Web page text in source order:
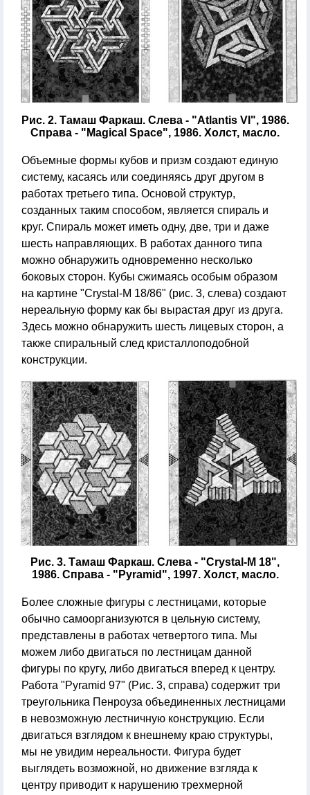
Рис. 2. Тамаш Фаркаш. Слева - "Atlantis VI", 1986.
Справа - "Magical Space", 1986. Холст, масло.
Объемные формы кубов и призм создают единую
систему, касаясь или соединяясь друг другом в
работах третьего типа. Основой структур,
созданных таким способом, является спираль и
круг. Спираль может иметь одну, две, три и даже
шесть направляющих. В работах данного типа
можно обнаружить одновременно несколько
боковых сторон. Кубы сжимаясь особым образом
на картине "Crystal-M 18/86" (рис. 3, слева) создают
нереальную форму как бы вырастая друг из друга.
Здесь можно обнаружить шесть лицевых сторон, а
также спиральный след кристаллоподобной
конструкции.
Рис. 3. Тамаш Фаркаш. Слева - "Crystal-M 18",
1986. Справа - "Pyramid", 1997. Холст, масло.
Более сложные фигуры с лестницами, которые
обычно самоорганизуются в цельную систему,
представлены в работах четвертого типа. Мы
можем либо двигаться по лестницам данной
фигуры по кругу, либо двигаться вперед к центру.
Работа "Pyramid 97" (Рис. 3, справа) содержит три
треугольника Пенроуза объединенных лестницами
в невозможную лестничную конструкцию. Если
двигаться взглядом к внешнему краю структуры,
мы не увидим нереальности. Фигура будет
выглядеть возможной, но движение взгляда к
центру приводит к нарушению трехмерной